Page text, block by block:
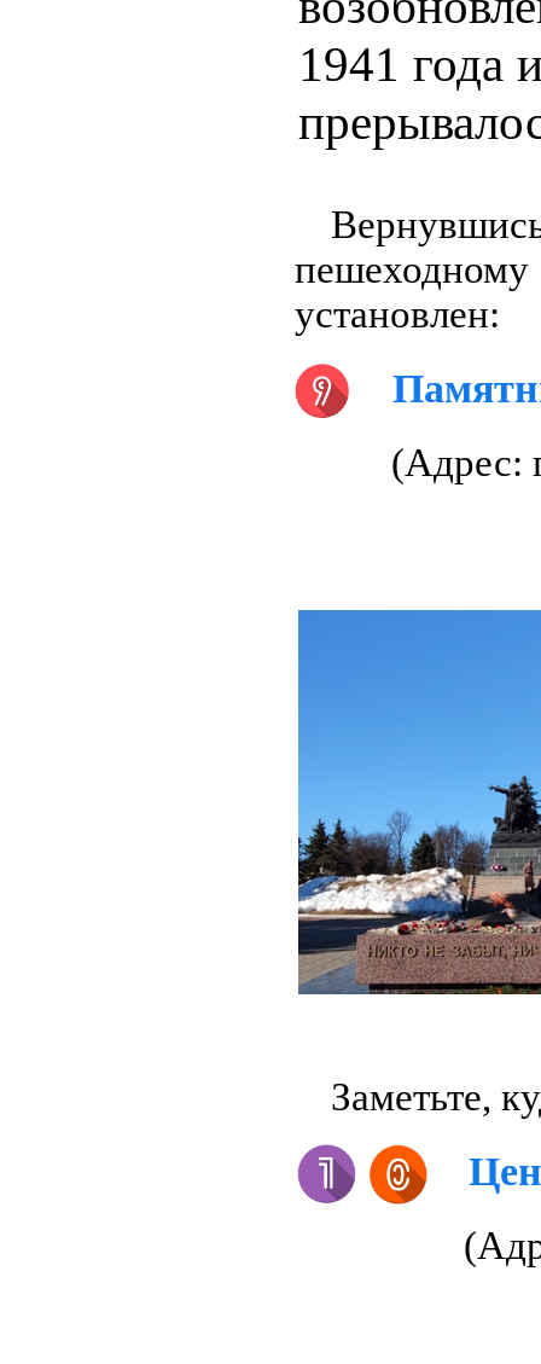
1941 года
установлен:
(Адрес:
Заметьте,